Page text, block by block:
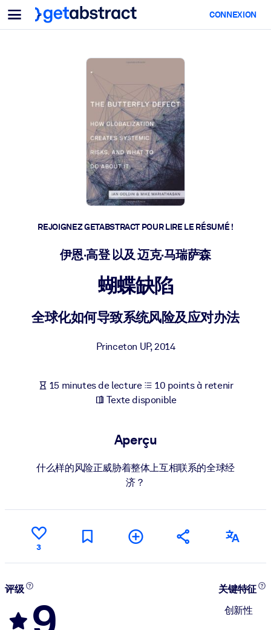
Menu
Pour équipes & dirigeants
Montée en compétences IA
Développement du leadership
Préparez vos dirigeants à la nouvelle ère du travail.
Apprentissage collaboratif
Facilitez l'apprentissage en équipe, la résolution de problèmes
et l'action rapide.
Upskilling & Reskilling
pour l'avenir.
Santé et bien-être
Bâtissez une main-d'œuvre plus saine et plus résiliente.
PAR SYSTÈME
Pour LMS/LXP
Intégrez des connaissances vérifiées et concises dans votre
Pour bibliothèques d'entreprise
Enrichissez votre bibliothèque d'entreprise avec des
Pour les systèmes d’IA
structurées pour améliorer les résultats.
Pour les systèmes d’IA
CONNEXION
REJOIGNEZ GETABSTRACT POUR LIRE LE RÉSUMÉ !
伊恩·高登 以及 迈克·马瑞萨森
蝴蝶缺陷
全球化如何导致系统风险及应对办法
Princeton UP,2014
15 minutes de lecture
10 points à retenir
Texte disponible
Aperçu
什么样的风险正威胁着整体上互相联系的全球经
济？
3
评级
关键特征
创新性